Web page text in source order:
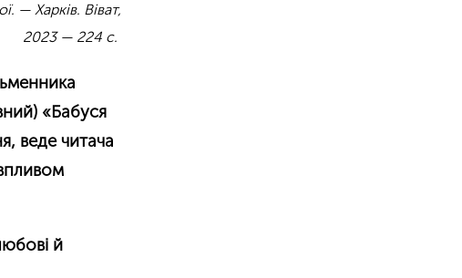
— Харків. Віват,
2023 — 224 с.
«Бабуся
веде читача
й